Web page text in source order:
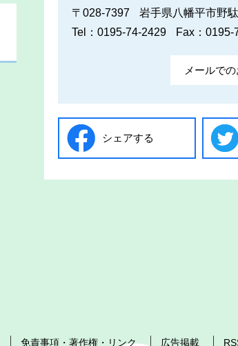
〒028-7397
岩手県八幡平市野
Tel：0195-74-2429
Fax：0195-
メールで
シェアする
免責事項・著作権・リンク 広告掲載